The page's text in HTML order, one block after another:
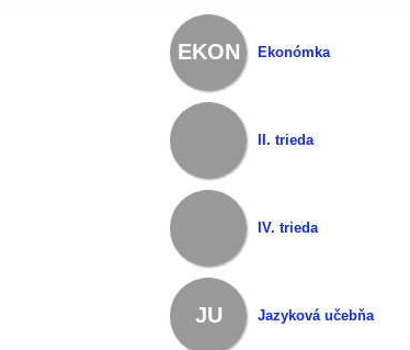
EKON Ekonómka
II. trieda
IV. trieda
JU Jazyková učebňa